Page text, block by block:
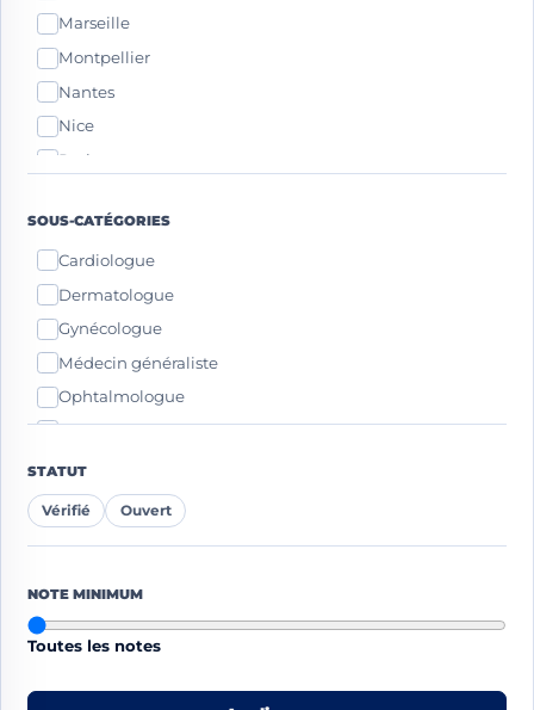
Marseille
Montpellier
Nantes
Nice
Paris
Toulouse
SOUS-CATÉGORIES
Cardiologue
Dermatologue
Gynécologue
Médecin généraliste
Ophtalmologue
Pédiatre
Psychiatre
Radiologue
STATUT
Vérifié Ouvert
NOTE MINIMUM
Toutes les notes